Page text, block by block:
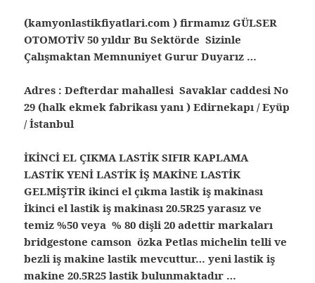
(kamyonlastikfiyatlari.com ) firmamız GÜLSER
OTOMOTİV 50 yıldır Bu Sektörde Sizinle
Çalışmaktan Memnuniyet Gurur Duyarız …
Adres : Defterdar mahallesi Savaklar caddesi No
29 (halk ekmek fabrikası yanı ) Edirnekapı / Eyüp
/ İstanbul
İKİNCİ EL ÇIKMA LASTİK SIFIR KAPLAMA
LASTİK YENİ LASTİK İŞ MAKİNE LASTİK
GELMİŞTİR ikinci el çıkma lastik iş makinası
İkinci el lastik iş makinası 20.5R25 yarasız ve
temiz %50 veya % 80 dişli 20 adettir markaları
bridgestone camson özka Petlas michelin telli ve
bezli iş makine lastik mevcuttur… yeni lastik iş
makine 20.5R25 lastik bulunmaktadır …